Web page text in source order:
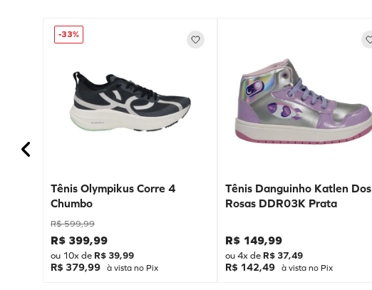
-33%
Tênis Olympikus Corre 4
Chumbo
R$ 599,99
R$ 399,99
ou 10x de R$ 39,99
R$ 379,99 à vista no Pix
Tênis Danguinho Katlen Dos
Rosas DDR03K Prata
R$ 149,99
ou4x de R$ 37,49
R$ 142,49 à vista no Pix